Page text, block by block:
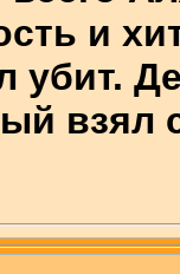
и
убит.
взял